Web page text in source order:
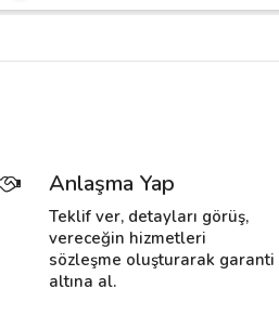
Anlaşma Yap
Teklif ver, detayları görüş,
vereceğin hizmetleri
sözleşme oluşturarak garanti
altına al.